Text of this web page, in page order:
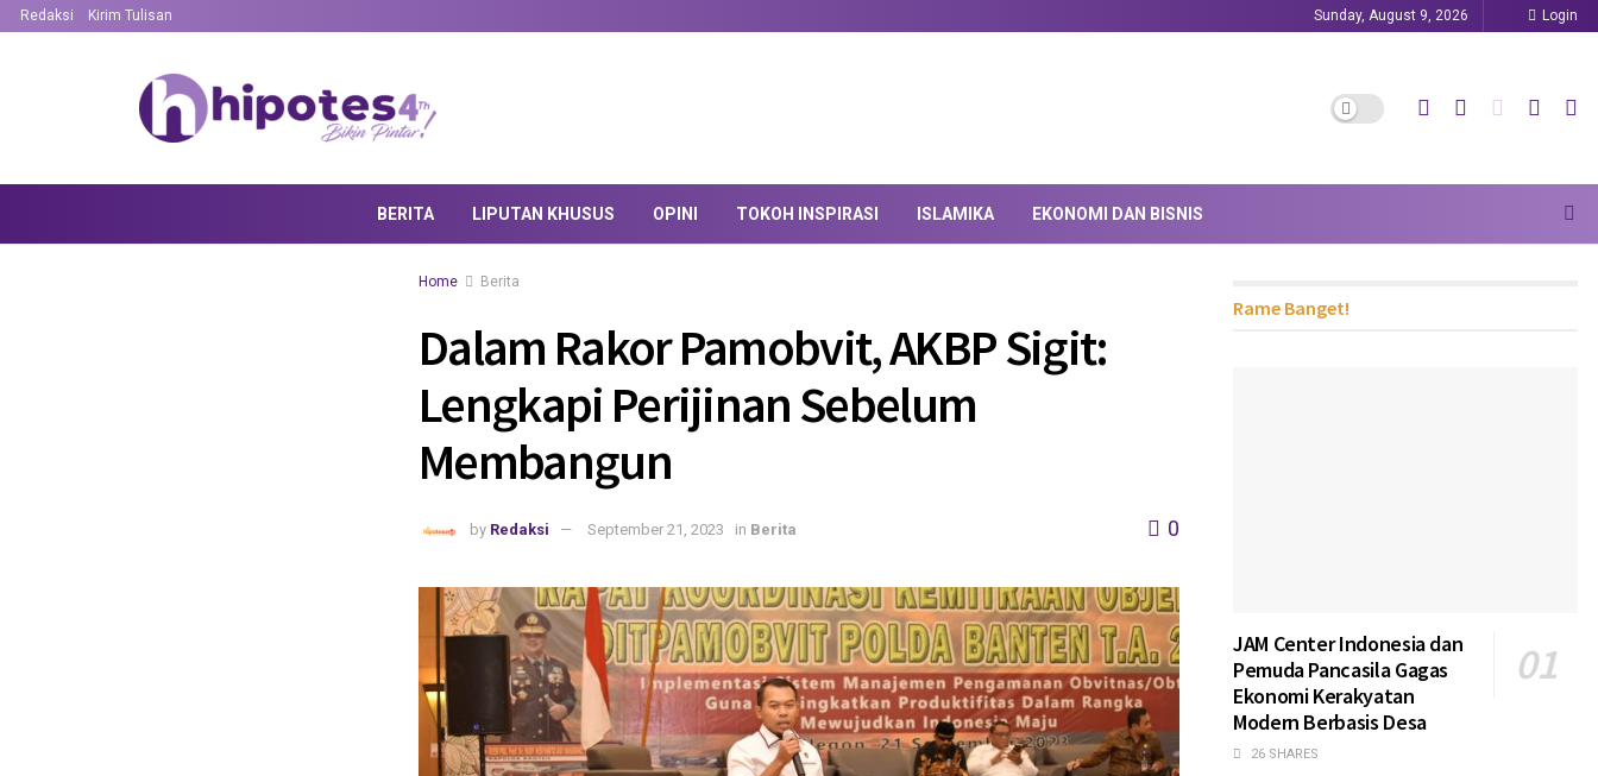
Redaksi Kirim Tulisan Sunday, August 9, 2026 Login
BERITA LIPUTAN KHUSUS OPINI TOKOH INSPIRASI ISLAMIKA EKONOMI DAN BISNIS
Home Berita
Dalam Rakor Pamobvit, AKBP Sigit:
Lengkapi Perijinan Sebelum
Membangun
by Redaksi September 21, 2023 in Berita 0
Rame Banget!
JAM Center Indonesia dan
Pemuda Pancasila Gagas
Ekonomi Kerakyatan
Modern Berbasis Desa
26 SHARES